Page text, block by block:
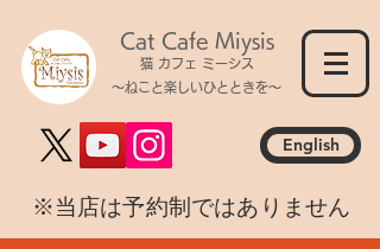
Cat Cafe Miysis
猫 カフェ ミーシス
～ねこと楽しいひとときを～
English
​※当店は予約制ではありません